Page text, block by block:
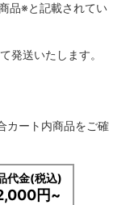
品※と記載されてい
発送いたします。
カート内商品をご確
代金(税込)
円~